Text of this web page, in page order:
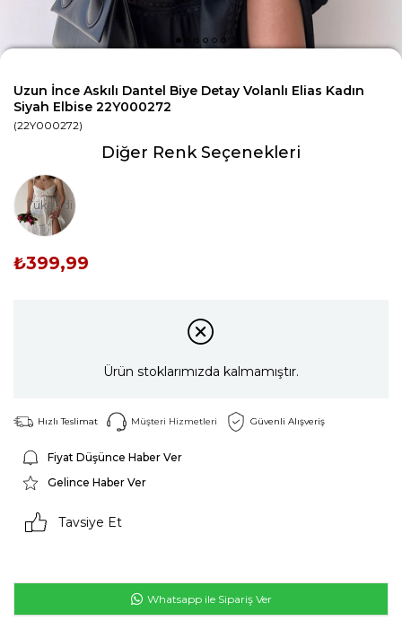
Uzun İnce Askılı Dantel Biye Detay Volanlı Elias Kadın
Siyah Elbise 22Y000272
(22Y000272)
Diğer Renk Seçenekleri
Tükendi
₺399,99
Ürün stoklarımızda kalmamıştır.
Hızlı Teslimat Müşteri Hizmetleri Güvenli Alışveriş
Fiyat Düşünce Haber Ver
Gelince Haber Ver
Tavsiye Et
Whatsapp ile Sipariş Ver